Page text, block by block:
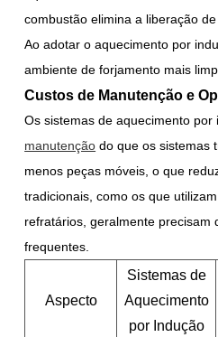
combustão elimina a liberação
Ao adotar o aquecimento por
ambiente de forjamento mais
Custos de Manutenção e
Os sistemas de aquecimento por
manutenção do que os sistemas
menos peças móveis, o que
tradicionais, como os que
refratários, geralmente precisam
frequentes.
Aspecto
Sistemas de
Aquecimento
por Indução